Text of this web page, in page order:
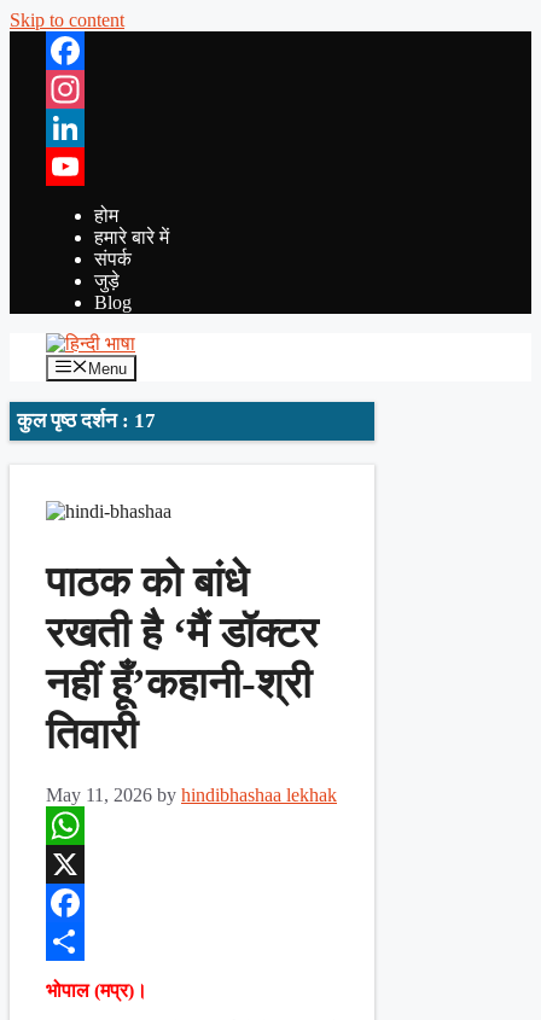
Skip to content
Facebook
Instagram
LinkedIn
YouTube
होम
हमारे बारे में
संपर्क
जुड़े
Blog
Menu
कुल पृष्ठ दर्शन : 17
पाठक को बांधे
रखती है ‘मैं डॉक्टर
नहीं हूँ’कहानी-श्री
तिवारी
May 11, 2026 by hindibhashaa lekhak
WhatsApp
X
Facebook
Share
भोपाल (मप्र)।